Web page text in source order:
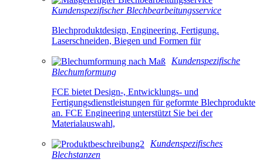
Kundenspezifischer Blechbearbeitungsservice
Blechproduktdesign, Engineering, Fertigung.
Laserschneiden, Biegen und Formen für
Kundenspezifische
Blechumformung
FCE bietet Design-, Entwicklungs- und
Fertigungsdienstleistungen für geformte Blechprodukte
an. FCE Engineering unterstützt Sie bei der
Materialauswahl,
Kundenspezifisches
Blechstanzen